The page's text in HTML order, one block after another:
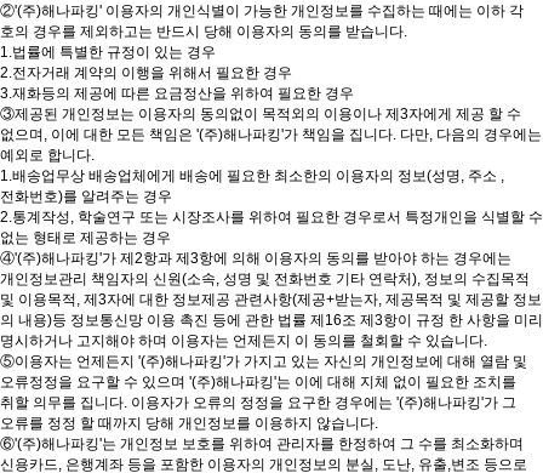
②'(주)해나파킹' 이용자의 개인식별이 가능한 개인정보를 수집하는 때에는 이하 각
호의 경우를 제외하고는 반드시 당해 이용자의 동의를 받습니다.
1.법률에 특별한 규정이 있는 경우
2.전자거래 계약의 이행을 위해서 필요한 경우
3.재화등의 제공에 따른 요금정산을 위하여 필요한 경우
③제공된 개인정보는 이용자의 동의없이 목적외의 이용이나 제3자에게 제공 할 수
없으며, 이에 대한 모든 책임은 '(주)해나파킹'가 책임을 집니다. 다만, 다음의 경우에는
예외로 합니다.
1.배송업무상 배송업체에게 배송에 필요한 최소한의 이용자의 정보(성명, 주소 ,
전화번호)를 알려주는 경우
2.통계작성, 학술연구 또는 시장조사를 위하여 필요한 경우로서 특정개인을 식별할 수
없는 형태로 제공하는 경우
④'(주)해나파킹'가 제2항과 제3항에 의해 이용자의 동의를 받아야 하는 경우에는
개인정보관리 책임자의 신원(소속, 성명 및 전화번호 기타 연락처), 정보의 수집목적
및 이용목적, 제3자에 대한 정보제공 관련사항(제공+받는자, 제공목적 및 제공할 정보
의 내용)등 정보통신망 이용 촉진 등에 관한 법률 제16조 제3항이 규정 한 사항을 미리
명시하거나 고지해야 하며 이용자는 언제든지 이 동의를 철회할 수 있습니다.
⑤이용자는 언제든지 '(주)해나파킹'가 가지고 있는 자신의 개인정보에 대해 열람 및
오류정정을 요구할 수 있으며 '(주)해나파킹'는 이에 대해 지체 없이 필요한 조치를
취할 의무를 집니다. 이용자가 오류의 정정을 요구한 경우에는 '(주)해나파킹'가 그
오류를 정정 할 때까지 당해 개인정보를 이용하지 않습니다.
⑥'(주)해나파킹'는 개인정보 보호를 위하여 관리자를 한정하여 그 수를 최소화하며
신용카드, 은행계좌 등을 포함한 이용자의 개인정보의 분실, 도난, 유출,변조 등으로